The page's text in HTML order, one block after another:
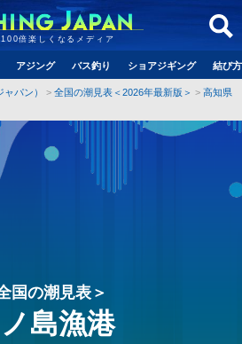
倍楽しくなるメディア
アジング バス釣り ショアジギング 結び
パン） 全国の潮見表＜2026年最新版＞
高知県
国の潮見表＞
島漁港